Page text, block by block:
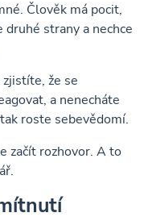
Člověk má pocit,
druhé strany a nechce
že se
a nenecháte
roste sebevědomí.
začít rozhovor. A to